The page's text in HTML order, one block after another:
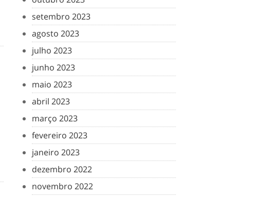
setembro 2023
agosto 2023
julho 2023
junho 2023
maio 2023
abril 2023
março 2023
fevereiro 2023
janeiro 2023
dezembro 2022
novembro 2022